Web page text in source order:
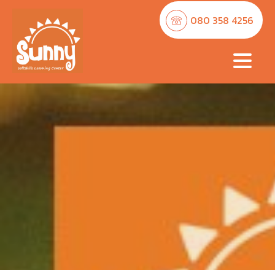
080 358 4256